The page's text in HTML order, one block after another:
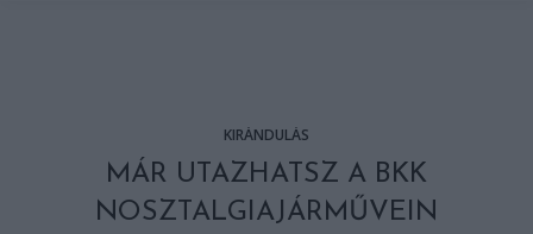
KIRÁNDULÁS
MÁR UTAZHATSZ A BKK
NOSZTALGIAJÁRMŰVEIN